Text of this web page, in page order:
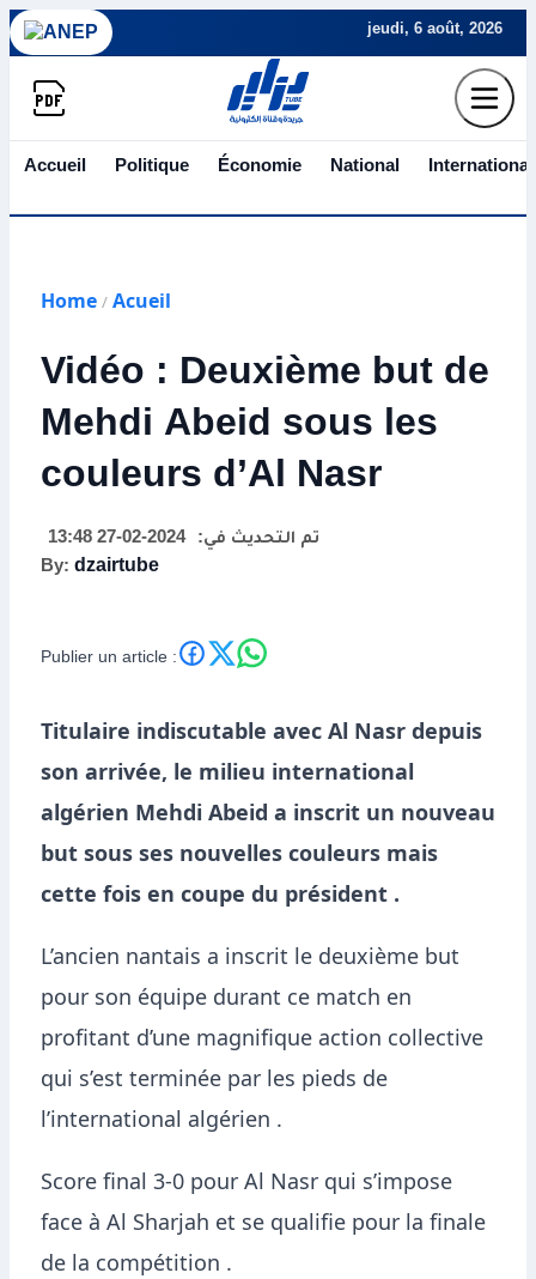
jeudi, 6 août, 2026
Accueil Politique Économie National International
Home / Acueil
Vidéo : Deuxième but de
Mehdi Abeid sous les
couleurs d’Al Nasr
تم التحديث في:
2024-02-27 13:48
By: dzairtube
Publier un article :
Titulaire indiscutable avec Al Nasr depuis
son arrivée, le milieu international
algérien Mehdi Abeid a inscrit un nouveau
but sous ses nouvelles couleurs mais
cette fois en coupe du président .
L’ancien nantais a inscrit le deuxième but
pour son équipe durant ce match en
profitant d’une magnifique action collective
qui s’est terminée par les pieds de
l’international algérien .
Score final 3-0 pour Al Nasr qui s’impose
face à Al Sharjah et se qualifie pour la finale
de la compétition .